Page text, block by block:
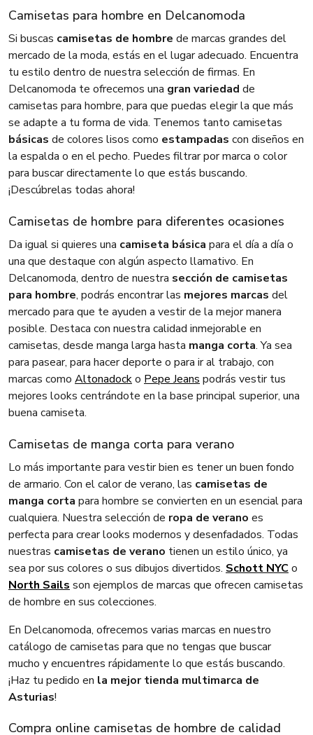
Camisetas para hombre en Delcanomoda
Si buscas camisetas de hombre de marcas grandes del
mercado de la moda, estás en el lugar adecuado. Encuentra
tu estilo dentro de nuestra selección de firmas. En
Delcanomoda te ofrecemos una gran variedad de
camisetas para hombre, para que puedas elegir la que más
se adapte a tu forma de vida. Tenemos tanto camisetas
básicas de colores lisos como estampadas con diseños en
la espalda o en el pecho. Puedes filtrar por marca o color
para buscar directamente lo que estás buscando.
¡Descúbrelas todas ahora!
Camisetas de hombre para diferentes ocasiones
Da igual si quieres una camiseta básica para el día a día o
una que destaque con algún aspecto llamativo. En
Delcanomoda, dentro de nuestra sección de camisetas
para hombre, podrás encontrar las mejores marcas del
mercado para que te ayuden a vestir de la mejor manera
posible. Destaca con nuestra calidad inmejorable en
camisetas, desde manga larga hasta manga corta. Ya sea
para pasear, para hacer deporte o para ir al trabajo, con
marcas como Altonadocko Pepe Jeans podrás vestir tus
mejores looks centrándote en la base principal superior, una
buena camiseta.
Camisetas de manga corta para verano
Lo más importante para vestir bien es tener un buen fondo
de armario. Con el calor de verano, las camisetas de
manga corta para hombre se convierten en un esencial para
cualquiera. Nuestra selección de ropa de verano es
perfecta para crear looks modernos y desenfadados. Todas
nuestras camisetas de verano tienen un estilo único, ya
sea por sus colores o sus dibujos divertidos. Schott NYCo
North Sails son ejemplos de marcas que ofrecen camisetas
de hombre en sus colecciones.
En Delcanomoda, ofrecemos varias marcas en nuestro
catálogo de camisetas para que no tengas que buscar
mucho y encuentres rápidamente lo que estás buscando.
¡Haz tu pedido en la mejor tienda multimarca de
Asturias!
Compra online camisetas de hombre de calidad